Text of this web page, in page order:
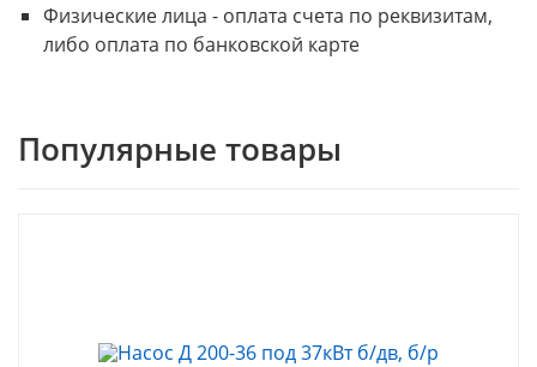
Физические лица - оплата счета по реквизитам,
либо оплата по банковской карте
Популярные товары